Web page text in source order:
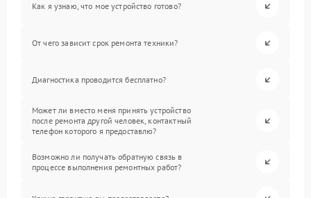
Как я узнаю, что мое устройство готово?
От чего зависит срок ремонта техники?
Диагностика проводится бесплатно?
Может ли вместо меня принять устройство
после ремонта другой человек, контактный
телефон которого я предоставлю?
Возможно ли получать обратную связь в
процессе выполнения ремонтных работ?